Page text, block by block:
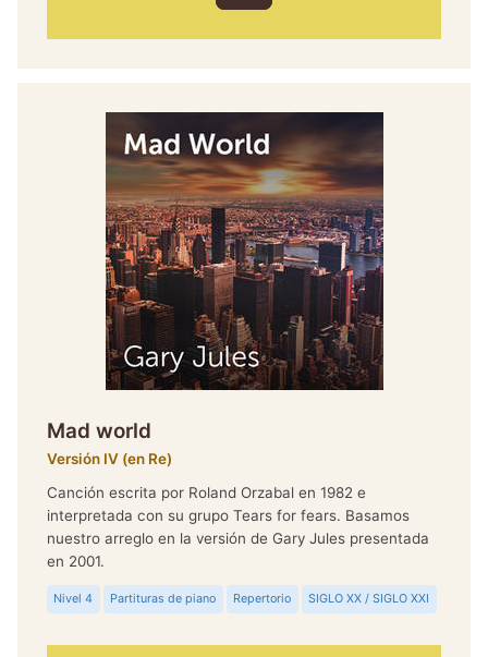
audio
Mad world
Versión IV (en Re)
Canción escrita por Roland Orzabal en 1982 e
interpretada con su grupo Tears for fears. Basamos
nuestro arreglo en la versión de Gary Jules presentada
en 2001.
Nivel 4 Partituras de piano Repertorio SIGLO XX / SIGLO XXI